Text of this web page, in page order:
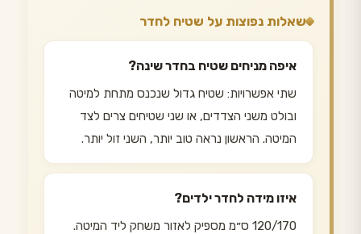
שאלות נפוצות על שטיח לחדר
איפה מניחים שטיח בחדר שינה?
שתי אפשרויות: שטיח גדול שנכנס מתחת למיטה
ובולט משני הצדדים, או שני שטיחים צרים לצד
המיטה. הראשון נראה טוב יותר, השני זול יותר.
איזו מידה לחדר ילדים?
120/170 ס״מ מספיק לאזור משחק ליד המיטה.